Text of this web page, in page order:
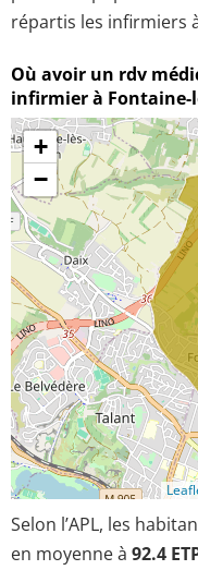
répartis les infirmiers
Où avoir un rdv
infirmier à Fontaine-
+
−
Selon l’APL, les
en moyenne à 92.4